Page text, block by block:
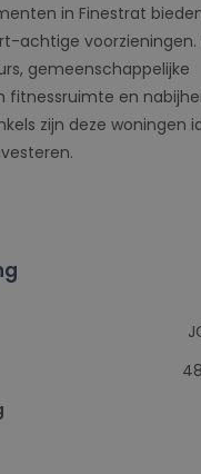
in Finestrat
achtige voorzieningen.
gemeenschappelijke
fitnessruimte en
zijn deze woningen